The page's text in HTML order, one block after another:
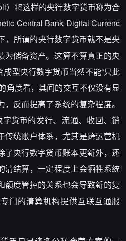
）将这样的央行数字货币称为合
Central Bank Digital Currenc
，所谓的央行数字货币就不是央
为储备资产。这算不算真正的央
型央行数字货币当然不能“只此
角度看，其间的交互不仅没有显
反而提高了系统的复杂程度。
货币的发行、流通、收回、销
传统账户体系，尤其是跨运营机
了央行数字货币账本更新外，还
清结算，一定程度上会牺牲系统
额度管控的关系也会导致新的复
门的清算机构提供互联互通服